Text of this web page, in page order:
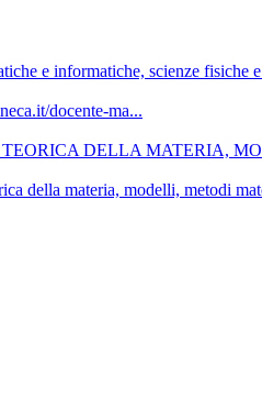
e informatiche, scienze fisiche
docente-ma...
TEORICA DELLA MATERIA,
della materia, modelli, metodi